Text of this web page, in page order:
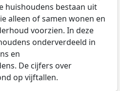
huishoudens bestaan uit
alleen of samen wonen en
voorzien. In deze
onderverdeeld in
en
De cijfers over
op vijftallen.